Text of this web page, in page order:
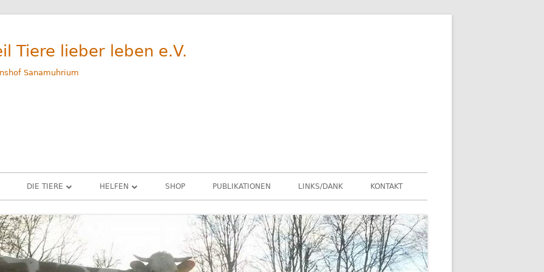
Tiere lieber leben e.V.
Sanamuhrium
DIE TIERE
RINDER
SCHWEINE
HELFEN
SACHSPENDEN
SHOP PUBLIKATIONEN LINKS/DANK KONTAKT